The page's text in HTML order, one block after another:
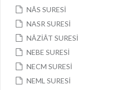
NÂS SURESİ
NASR SURESİ
NÂZİÂT SURESİ
NEBE SURESİ
NECM SURESİ
NEML SURESİ